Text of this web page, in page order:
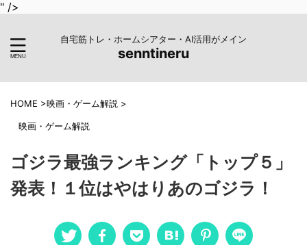
" />
自宅筋トレ・ホームシアター・AI活用がメイン
senntineru
HOME >映画・ゲーム解説 >
映画・ゲーム解説
ゴジラ最強ランキング「トップ５」
発表！１位はやはりあのゴジラ！